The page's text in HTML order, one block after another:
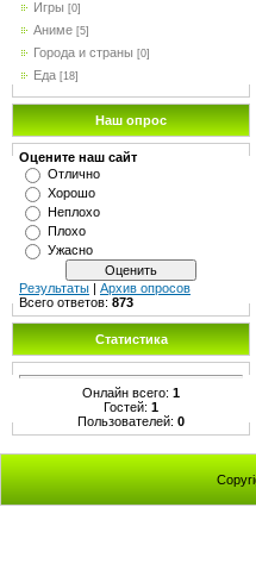
Игры [0]
Аниме [5]
Города и страны [0]
Еда [18]
Наш опрос
Оцените наш сайт
Отлично
Хорошо
Неплохо
Плохо
Ужасно
Результаты | Архив опросов
Всего ответов: 873
Статистика
Онлайн всего: 1
Гостей: 1
Пользователей: 0